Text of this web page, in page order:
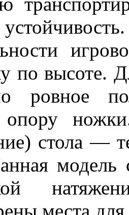
по высоте.
ровное
опору
стола —
модель